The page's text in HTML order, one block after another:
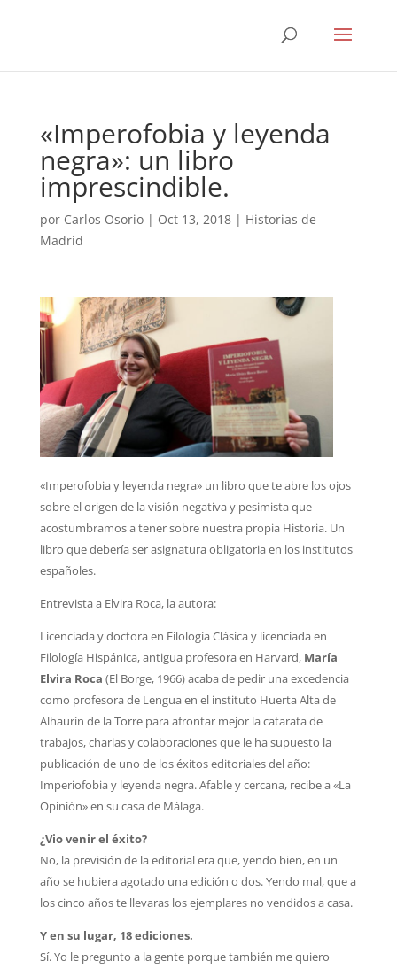
«Imperofobia y leyenda
negra»: un libro
imprescindible.
por Carlos Osorio| Oct 13, 2018| Historias de
Madrid
«Imperofobia y leyenda negra» un libro que te abre los ojos
sobre el origen de la visión negativa y pesimista que
acostumbramos a tener sobre nuestra propia Historia. Un
libro que debería ser asignatura obligatoria en los institutos
españoles.
Entrevista a Elvira Roca, la autora:
Licenciada y doctora en Filología Clásica y licenciada en
Filología Hispánica, antigua profesora en Harvard, María
Elvira Roca (El Borge, 1966) acaba de pedir una excedencia
como profesora de Lengua en el instituto Huerta Alta de
Alhaurín de la Torre para afrontar mejor la catarata de
trabajos, charlas y colaboraciones que le ha supuesto la
publicación de uno de los éxitos editoriales del año:
Imperiofobia y leyenda negra. Afable y cercana, recibe a «La
Opinión» en su casa de Málaga.
¿Vio venir el éxito?
No, la previsión de la editorial era que, yendo bien, en un
año se hubiera agotado una edición o dos. Yendo mal, que a
los cinco años te llevaras los ejemplares no vendidos a casa.
Y en su lugar, 18 ediciones.
Sí. Yo le pregunto a la gente porque también me quiero